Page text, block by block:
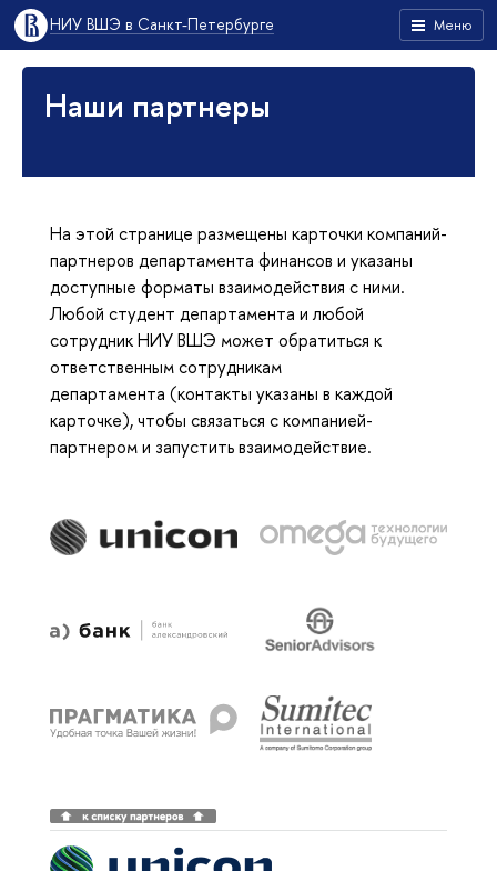
Меню
НИУ ВШЭ в Санкт-Петербурге
Наши партнеры
На этой странице размещены карточки компаний-
партнеров департамента финансов и указаны
доступные форматы взаимодействия с ними.
Любой студент департамента и любой
сотрудник НИУ ВШЭ может обратиться к
ответственным сотрудникам
департамента (контакты указаны в каждой
карточке), чтобы связаться с компанией-
партнером и запустить взаимодействие.